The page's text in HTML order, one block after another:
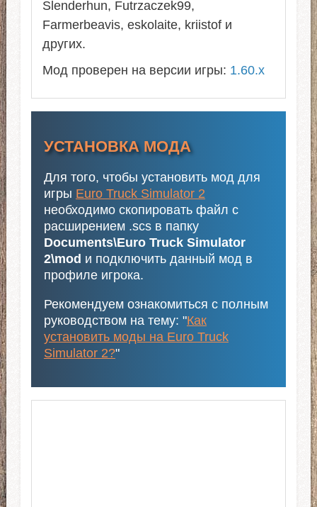
Slenderhun, Futrzaczek99,
Farmerbeavis, eskolaite, kriistof и
других.
Мод проверен на версии игры: 1.60.x
УСТАНОВКА МОДА
Для того, чтобы установить мод для
игры Euro Truck Simulator 2
необходимо скопировать файл с
расширением .scs в папку
Documents\Euro Truck Simulator
2\mod и подключить данный мод в
профиле игрока.
Рекомендуем ознакомиться с полным
руководством на тему: "Как
установить моды на Euro Truck
Simulator 2?"